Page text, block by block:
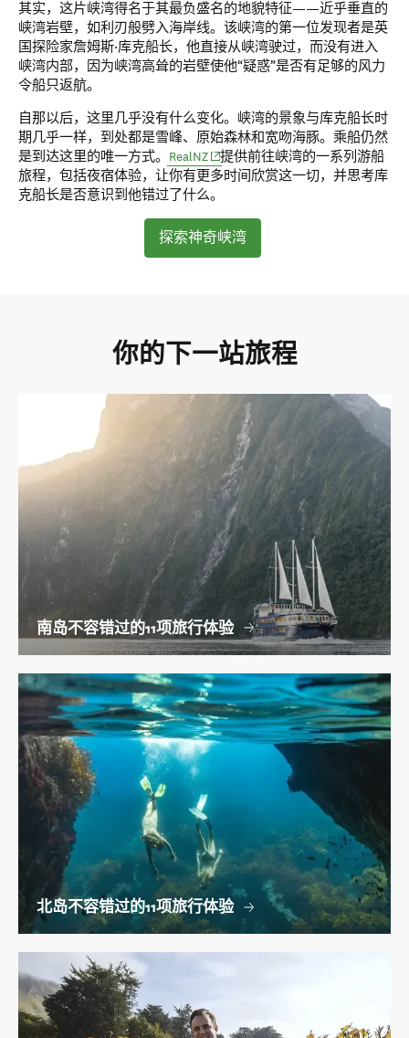
其实，这片峡湾得名于其最负盛名的地貌特征——近乎垂直的
峡湾岩壁，如利刃般劈入海岸线。该峡湾的第一位发现者是英
国探险家詹姆斯·库克船长，他直接从峡湾驶过，而没有进入
峡湾内部，因为峡湾高耸的岩壁使他“疑惑”是否有足够的风力
令船只返航。
自那以后，这里几乎没有什么变化。峡湾的景象与库克船长时
期几乎一样，到处都是雪峰、原始森林和宽吻海豚。乘船仍然
是到达这里的唯一方式。 RealNZ(opens in new window)
提供前往峡湾的一系列游船
旅程，包括夜宿体验，让你有更多时间欣赏这一切，并思考库
克船长是否意识到他错过了什么。
探索神奇峡湾
你的下一站旅程
南岛不容错过的11项旅行体验
北岛不容错过的11项旅行体验